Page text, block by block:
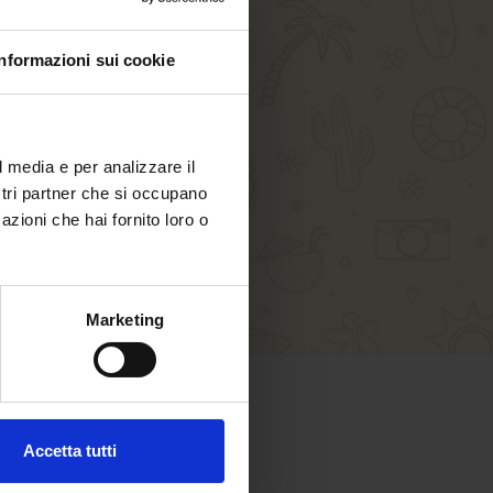
sui cookie
e per analizzare il
partner che si occupano
che hai fornito loro o
Marketing
Accetta tutti
SHOPPING SICURO
in sicurezza con: